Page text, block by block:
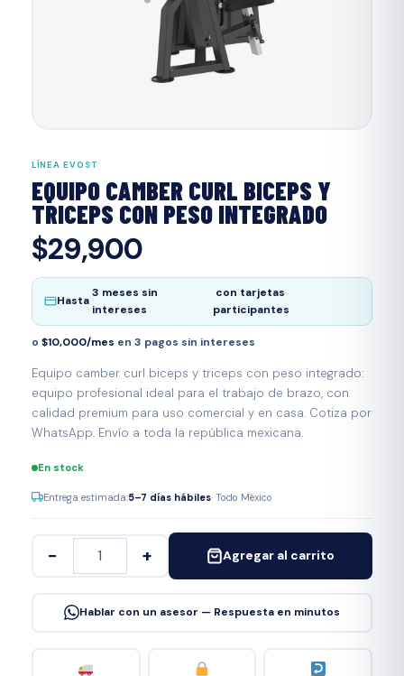
LÍNEA EVOST
EQUIPO CAMBER CURL BICEPS Y
TRICEPS CON PESO INTEGRADO
$29,900
Hasta
3 meses sin
intereses
con tarjetas
participantes
o $10,000/mes en 3 pagos sin intereses
Equipo camber curl biceps y triceps con peso integrado:
equipo profesional ideal para el trabajo de brazo, con
calidad premium para uso comercial y en casa. Cotiza por
WhatsApp. Envío a toda la república mexicana.
En stock
Entrega estimada:5–7 días hábiles· Todo México
− + Agregar al carrito
Hablar con un asesor — Respuesta en minutos